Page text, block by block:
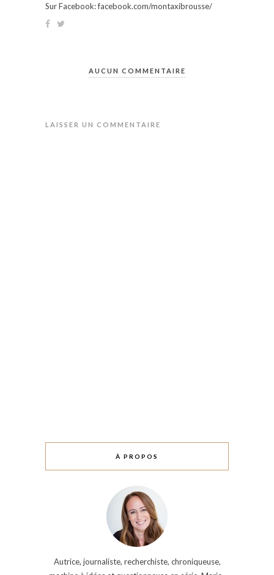
Sur Facebook: facebook.com/montaxibrousse/
AUCUN COMMENTAIRE
LAISSER UN COMMENTAIRE
À PROPOS
Autrice, journaliste, recherchiste, chroniqueuse,